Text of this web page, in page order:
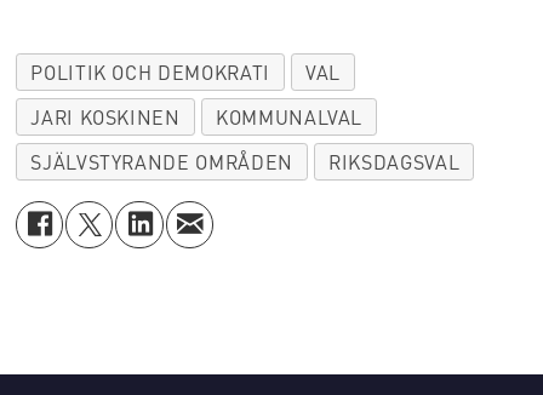
POLITIK OCH DEMOKRATI
VAL
JARI KOSKINEN
KOMMUNALVAL
SJÄLVSTYRANDE OMRÅDEN
RIKSDAGSVAL